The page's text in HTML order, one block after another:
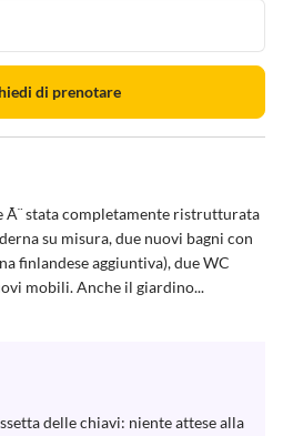
di prenotare
Ã¨ stata completamente ristrutturata
su misura, due nuovi bagni con
finlandese aggiuntiva), due WC
mobili. Anche il giardino...
delle chiavi: niente attese alla